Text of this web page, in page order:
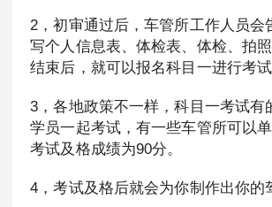
2，初审通过后，车管所工作人员会
写个人信息表、体检表、体检、拍
结束后，就可以报名科目一进行考试
3，各地政策不一样，科目一考试有
学员一起考试，有一些车管所可以
考试及格成绩为90分。
4，考试及格后就会为你制作出你的